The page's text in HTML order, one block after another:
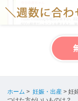
ホーム > 妊娠・出産 > 妊